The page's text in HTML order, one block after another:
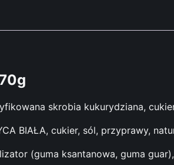
skrobia kukurydziana,
BIAŁA, cukier, sól, przyprawy,
(guma ksantanowa, guma